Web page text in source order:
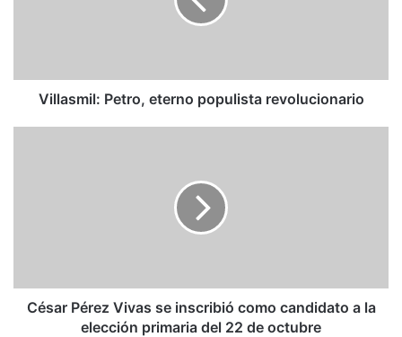
Villasmil: Petro, eterno populista revolucionario
la
elección
César Pérez Vivas se inscribió como candidato a la
elección primaria del 22 de octubre